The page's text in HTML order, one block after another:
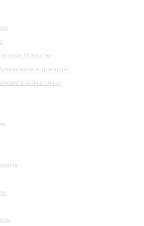
Искусств»
коллекция»
в белую ночь»